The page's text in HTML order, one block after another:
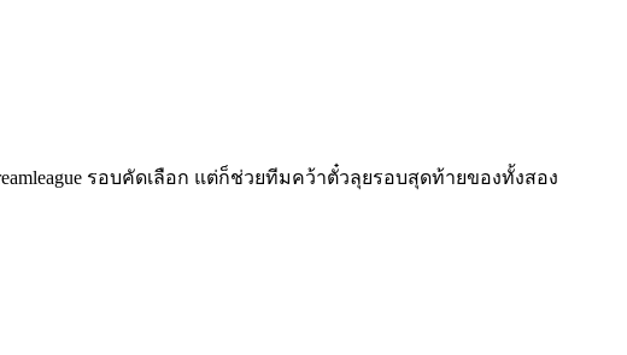
รอบคัดเลือก แต่ก็ช่วยทีมคว้าตั๋วลุยรอบสุดท้ายของทั้งสอง